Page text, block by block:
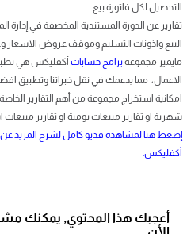
التحصيل لكل فاتورة بيع .
تقارير عن الدورة المستندية المخصفة في
البيع واذونات التسليم وموقف عروض الاسعار
مايميز مجموعةبرامج حسابات أكفليكس هي
الاعمال، مما يدعمك في نقل خبراتنا وتطبيق
امكانية استخراج مجموعة من أهم التقارير
شهرية او تقارير مبيعات يومية او تقارير مبيعات
إضغط هنا لمشاهدة فديو كامل لشرح المزيد عن
أكفليكس.
أعجبك هذا المحتوي, يمكنك
الأن.